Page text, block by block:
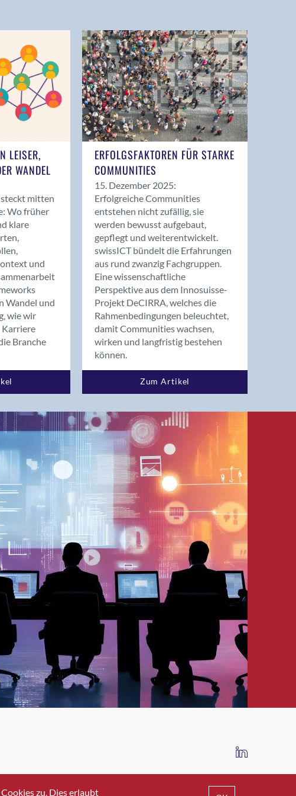
LEISER,
WANDEL
mitten
Wo früher
klare
und
Wandel und
wie wir
Karriere
Branche
ERFOLGSFAKTOREN FÜR STARKE
COMMUNITIES
15. Dezember 2025:
Erfolgreiche Communities
entstehen nicht zufällig, sie
werden bewusst aufgebaut,
gepflegt und weiterentwickelt.
swissICT bündelt die Erfahrungen
aus rund zwanzig Fachgruppen.
Eine wissenschaftliche
Perspektive aus dem Innosuisse-
Projekt DeCIRRA, welches die
Rahmenbedingungen beleuchtet,
damit Communities wachsen,
wirken und langfristig bestehen
können.
Zum Artikel
IMPRESSUM DATENSCHUTZ AGB
zu. Dies erlaubt